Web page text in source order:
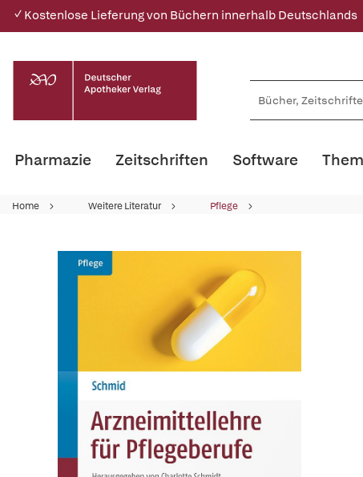
✓ Kostenlose Lieferung von Büchern innerhalb Deutschlands
Pharmazie Zeitschriften Software
Home Weitere Literatur Pflege